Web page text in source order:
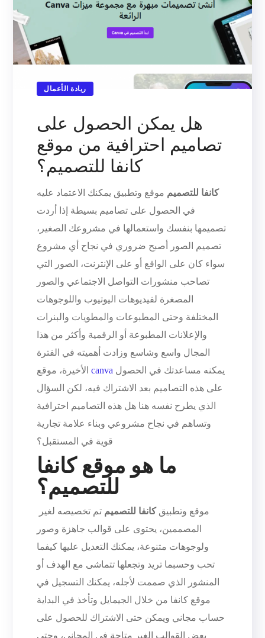
ريادة الأعمال
هل يمكن الحصول على
تصاميم احترافية من موقع
كانفا للتصميم؟
كانفا للتصميم موقع وتطبيق يمكنك الاعتماد عليه
في الحصول على تصاميم بسيطة إذا أردت
تصميمها بنفسك واستعمالها في مشروعك الصغير،
تصميم الصور أصبح ضروري في نجاح أي مشروع
سواء كان على الواقع أو على الإنترنت، الصور التي
تصاحب منشورات التواصل الاجتماعي والصور
المصغرة لفيديوهات اليوتيوب واللوجوهات
المختلفة وحتى المطبوعات والمطويات والبنرات
والإعلانات المطبوعة أو الرقمية وأكثر من هذا
المجال واسع وشاسع وزادت أهميته في الفترة
الأخيرة، موقعcanva
على هذه التصاميم بعد الاشتراك فيه، لكن السؤال
الذي يطرح نفسه هنا هل هذه التصاميم احترافية
وتساهم في نجاح مشروعي وبناء علامة تجارية
قوية في المستقبل؟
ما هو موقع كانفا
للتصميم؟
موقع وتطبيقكانفا للتصميم تم تخصيصه لغير
المصممين، يحتوى على قوالب جاهزة وصور
ولوجوهات متنوعة، يمكنك التعديل عليها كيفما
تحب وحسبما تريد وتجعلها تتماشى مع الهدف أو
المنشور الذي صممت لأجله، يمكنك التسجيل في
موقع كانفا من خلال الجيمايل وتأخذ في البداية
حساب مجاني ويمكن حتى الاشتراك للحصول على
بعض القوالب الغير متاحة في المجاني، وحتى